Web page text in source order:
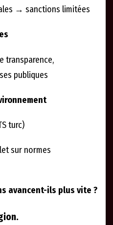
→ sanctions limitées
transparence,
publiques
turc)
sur normes
avancent-ils plus vite ?